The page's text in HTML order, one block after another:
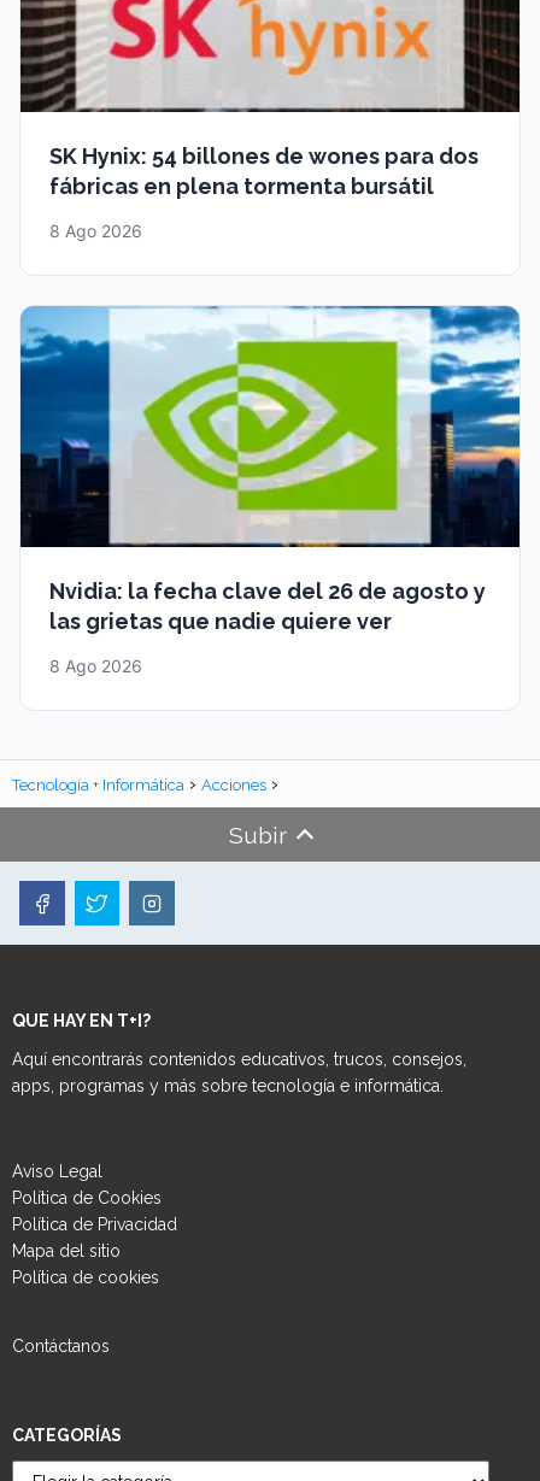
SK Hynix: 54 billones de wones para dos
fábricas en plena tormenta bursátil
8 Ago 2026
Nvidia: la fecha clave del 26 de agosto y
las grietas que nadie quiere ver
8 Ago 2026
Tecnología + Informática Acciones
Subir
QUE HAY EN T+I?
Aquí encontrarás contenidos educativos, trucos, consejos,
apps, programas y más sobre tecnología e informática.
Aviso Legal
Política de Cookies
Política de Privacidad
Mapa del sitio
Política de cookies
Contáctanos
CATEGORÍAS